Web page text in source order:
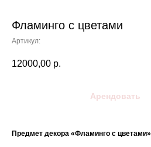
Фламинго с цветами
Артикул:
12000,00 р.
Арендовать
Предмет декора «Фламинго с цветами»